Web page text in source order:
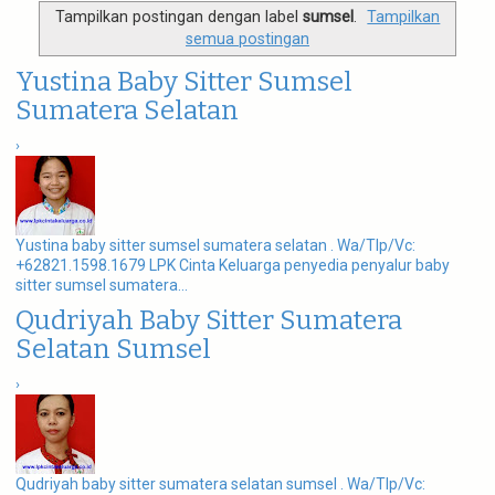
a
t
i
o
Tampilkan postingan dengan label sumsel
Tampilkan
semua postingan
Yustina Baby Sitter Sumsel
Sumatera Selatan
›
Yustina baby sitter sumsel sumatera selatan . Wa/Tlp/Vc:
+62821.1598.1679 LPK Cinta Keluarga penyedia penyalur baby
sitter sumsel sumatera...
Qudriyah Baby Sitter Sumatera
Selatan Sumsel
›
Qudriyah baby sitter sumatera selatan sumsel . Wa/Tlp/Vc: